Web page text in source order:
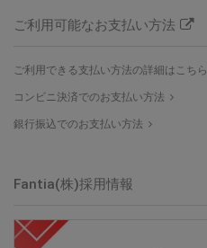
ご利用可能なお支払い方法
ご利用できる支払い方法の詳細はこちら
コンビニ決済でのお支払い方法
銀行振込でのお支払い方法
Fantia(株)採用情報